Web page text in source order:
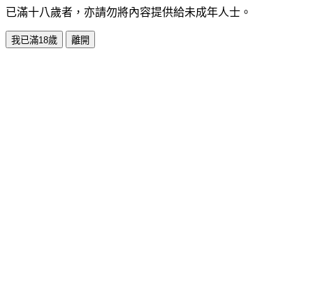
已滿十八歲者，亦請勿將內容提供給未成年人士。
我已滿18歲 離開